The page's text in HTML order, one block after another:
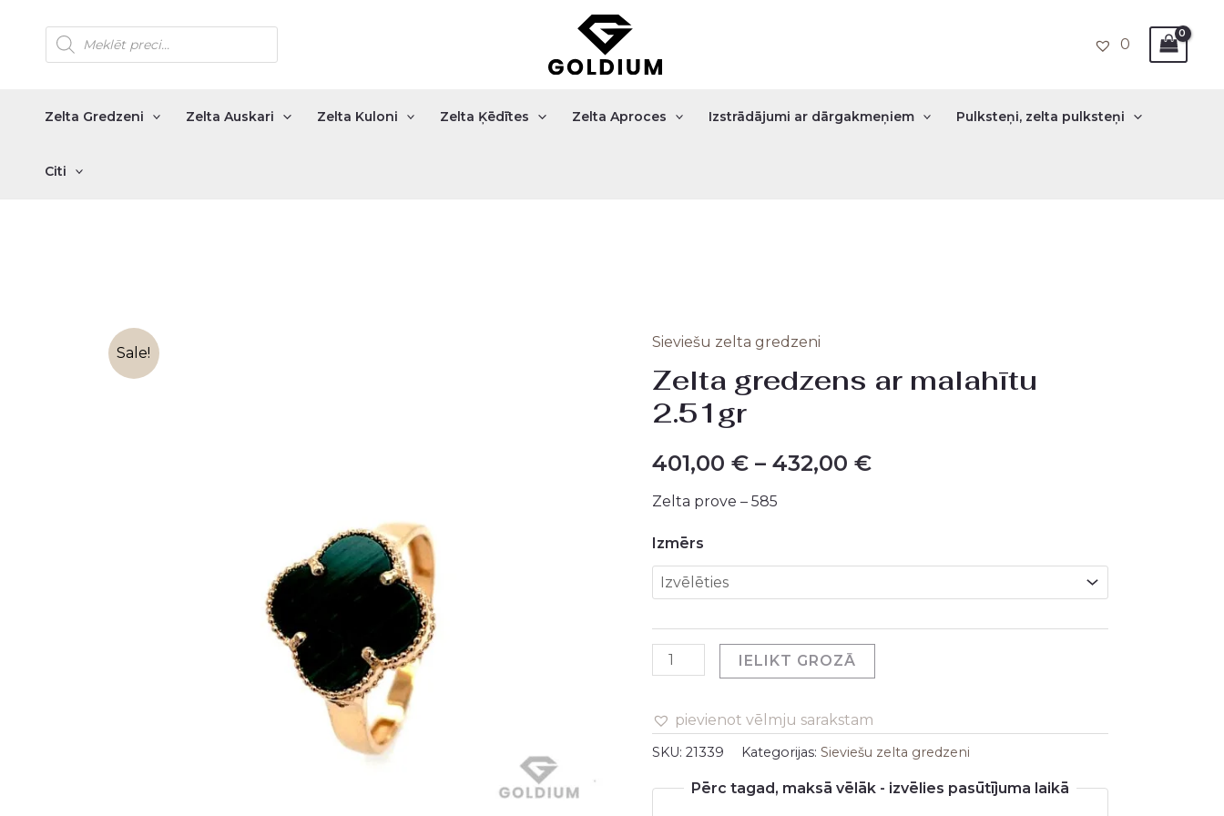
content
Products
search
0
Zelta Gredzeni Zelta Auskari Zelta Kuloni Zelta Ķēdītes Zelta Aproces Izstrādājumi ar dārgakmeņiem Pulksteņi, zelta pulksteņi
Citi
Sale!
Sieviešu zelta gredzeni
Zelta gredzens ar malahītu
2.51gr
401,00 €– 432,00 €
Zelta prove – 585
Izmērs
Zelta
gredzens
ar
malahītu
2.51gr
daudzums
IELIKT GROZĀ
pievienot vēlmju sarakstam
SKU: 21339 Kategorijas: Sieviešu zelta gredzeni
Pērc tagad, maksā vēlāk - izvēlies pasūtījuma laikā